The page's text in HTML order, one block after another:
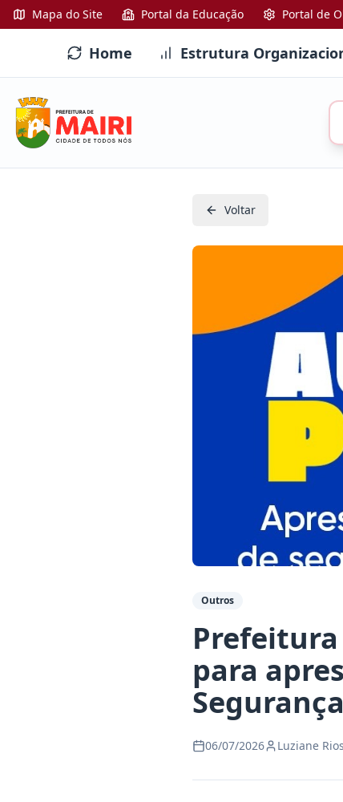
Mapa do Site Portal da Educação Portal de
Home Estrutura
Voltar
Outros
para
06/07/2026 Luziane Rios